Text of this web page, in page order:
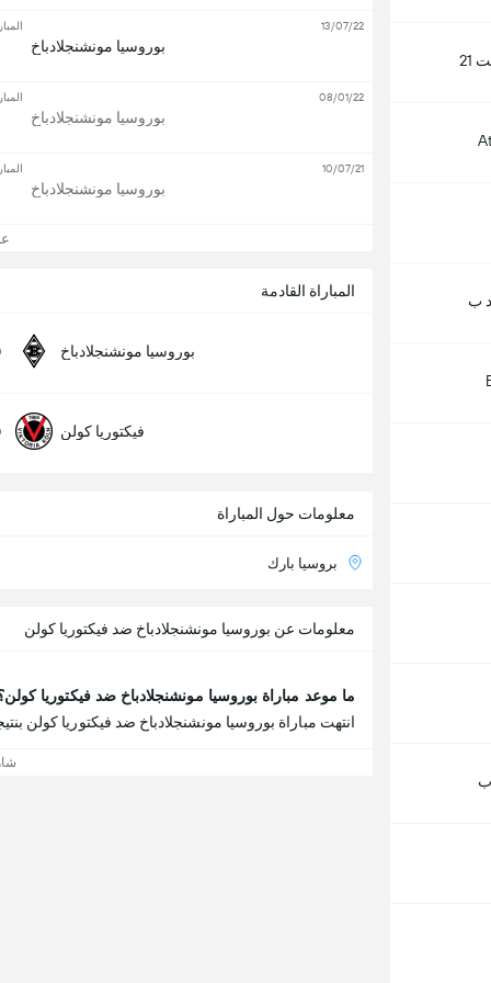
ب
ب
المباراة القادمة
بوروسيا مونشنجلادباخ
فيكتوريا كولن
معلومات حول المباراة
بروسيا بارك
بوروسيا مونشنجلادباخ
13/07/22
بوروسيا مونشنجلادباخ
08/01/22
بوروسيا مونشنجلادباخ
10/07/21
معلومات عن بوروسيا مونشنجلادباخ ضد فيكتوريا كولن
ما موعد مباراة بوروسيا مونشنجلادباخ ضد فيكتوريا
انتهت مباراة بوروسيا مونشنجلادباخ ضد فيكتوريا كولن بنتيجة بوروسيا